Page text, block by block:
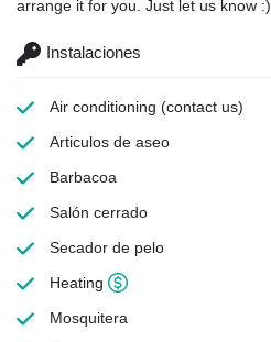
arrange it for you. Just let us know :)
Instalaciones
Air conditioning (contact us)
Articulos de aseo
Barbacoa
Salón cerrado
Secador de pelo
Heating
Mosquitera